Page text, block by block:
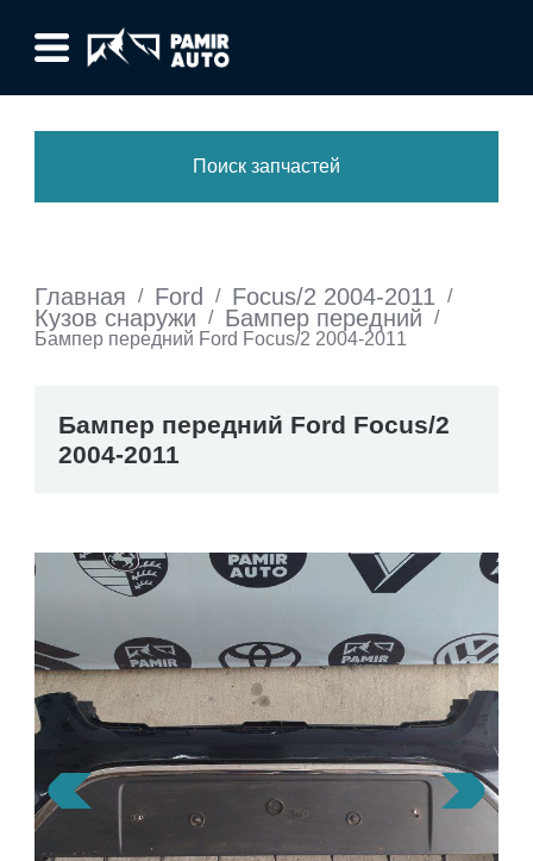
Поиск запчастей
Главная / Ford / Focus/2 2004-2011 /
Кузов снаружи / Бампер передний
/
Бампер передний Ford Focus/2 2004-2011
Бампер передний Ford Focus/2
2004-2011